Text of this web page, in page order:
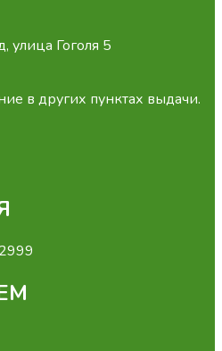
улица Гоголя 5
в других пунктах выдачи.